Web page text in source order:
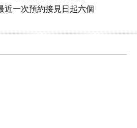
近一次預約接見日起六個